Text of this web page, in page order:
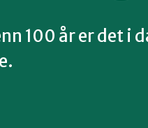
100 år er det i